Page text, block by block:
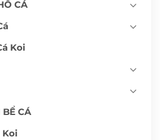
CÁ
Koi
BỂ CÁ
Koi